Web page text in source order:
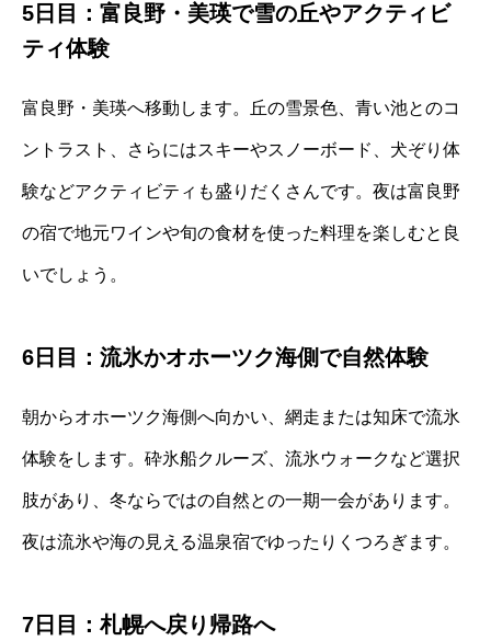
5日目：富良野・美瑛で雪の丘やアクティビ
ティ体験
富良野・美瑛へ移動します。丘の雪景色、青い池とのコ
ントラスト、さらにはスキーやスノーボード、犬ぞり体
験などアクティビティも盛りだくさんです。夜は富良野
の宿で地元ワインや旬の食材を使った料理を楽しむと良
いでしょう。
6日目：流氷かオホーツク海側で自然体験
朝からオホーツク海側へ向かい、網走または知床で流氷
体験をします。砕氷船クルーズ、流氷ウォークなど選択
肢があり、冬ならではの自然との一期一会があります。
夜は流氷や海の見える温泉宿でゆったりくつろぎます。
7日目：札幌へ戻り帰路へ